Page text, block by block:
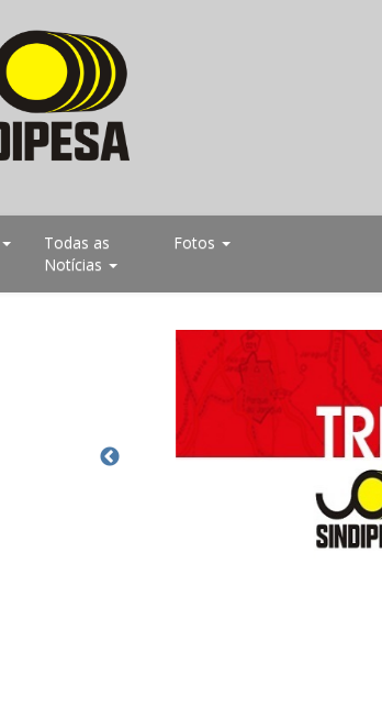
Todas as
Notícias
Fotos